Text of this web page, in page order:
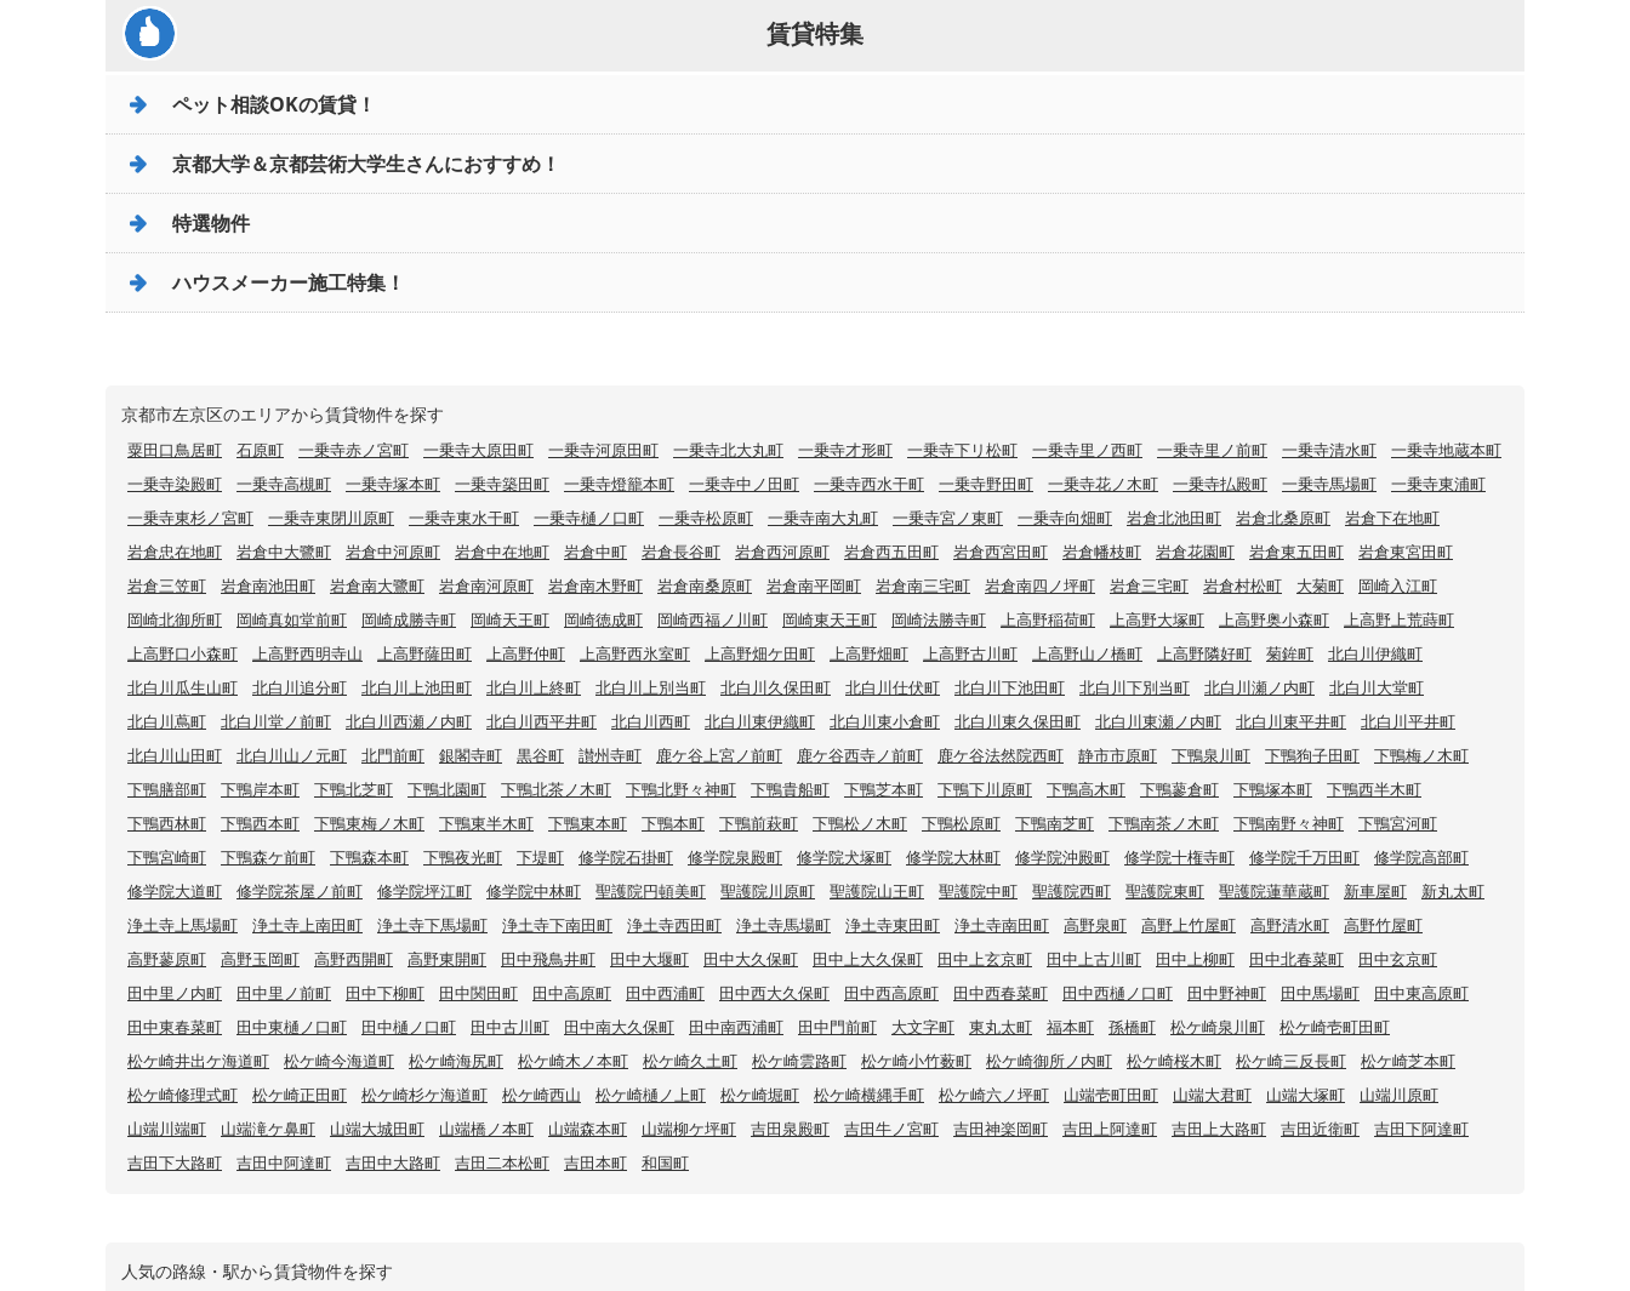
賃貸特集
ペット相談OKの賃貸！
京都大学＆京都芸術大学生さんにおすすめ！
特選物件
ハウスメーカー施工特集！
京都市左京区のエリアから賃貸物件を探す
粟田口鳥居町 石原町 一乗寺赤ノ宮町 一乗寺大原田町 一乗寺河原田町 一乗寺北大丸町 一乗寺才形町 一乗寺下リ松町 一乗寺里ノ西町 一乗寺里ノ前町 一乗寺清水町
一乗寺地蔵本町
一乗寺染殿町
一乗寺高槻町 一乗寺塚本町 一乗寺築田町 一乗寺燈籠本町 一乗寺中ノ田町 一乗寺西水干町 一乗寺野田町 一乗寺花ノ木町 一乗寺払殿町 一乗寺馬場町
一乗寺東浦町
一乗寺東杉ノ宮町
一乗寺東閉川原町 一乗寺東水干町 一乗寺樋ノ口町 一乗寺松原町 一乗寺南大丸町 一乗寺宮ノ東町 一乗寺向畑町 岩倉北池田町 岩倉北桑原町
岩倉下在地町
岩倉忠在地町
岩倉中大鷺町 岩倉中河原町 岩倉中在地町 岩倉中町 岩倉長谷町 岩倉西河原町 岩倉西五田町 岩倉西宮田町 岩倉幡枝町 岩倉花園町 岩倉東五田町
岩倉東宮田町
岩倉三笠町
岩倉南池田町 岩倉南大鷺町 岩倉南河原町 岩倉南木野町 岩倉南桑原町 岩倉南平岡町 岩倉南三宅町 岩倉南四ノ坪町 岩倉三宅町 岩倉村松町 大菊町
岡崎入江町
岡崎北御所町
岡崎真如堂前町 岡崎成勝寺町 岡崎天王町 岡崎徳成町 岡崎西福ノ川町 岡崎東天王町 岡崎法勝寺町 上高野稲荷町 上高野大塚町 上高野奥小森町
上高野上荒蒔町
上高野口小森町
上高野西明寺山 上高野薩田町 上高野仲町 上高野西氷室町 上高野畑ケ田町 上高野畑町 上高野古川町 上高野山ノ橋町 上高野隣好町 菊鉾町
北白川伊織町
北白川瓜生山町
北白川追分町 北白川上池田町 北白川上終町 北白川上別当町 北白川久保田町 北白川仕伏町 北白川下池田町 北白川下別当町 北白川瀬ノ内町
北白川大堂町
北白川蔦町
北白川堂ノ前町 北白川西瀬ノ内町 北白川西平井町 北白川西町 北白川東伊織町 北白川東小倉町 北白川東久保田町 北白川東瀬ノ内町 北白川東平井町
北白川平井町
北白川山田町
北白川山ノ元町 北門前町 銀閣寺町 黒谷町 讃州寺町 鹿ケ谷上宮ノ前町 鹿ケ谷西寺ノ前町 鹿ケ谷法然院西町 静市市原町 下鴨泉川町 下鴨狗子田町
下鴨梅ノ木町
下鴨膳部町
下鴨岸本町 下鴨北芝町 下鴨北園町 下鴨北茶ノ木町 下鴨北野々神町 下鴨貴船町 下鴨芝本町 下鴨下川原町 下鴨高木町 下鴨蓼倉町 下鴨塚本町
下鴨西半木町
下鴨西林町
下鴨西本町 下鴨東梅ノ木町 下鴨東半木町 下鴨東本町 下鴨本町 下鴨前萩町 下鴨松ノ木町 下鴨松原町 下鴨南芝町 下鴨南茶ノ木町 下鴨南野々神町
下鴨宮河町
下鴨宮崎町
下鴨森ケ前町 下鴨森本町 下鴨夜光町 下堤町 修学院石掛町 修学院泉殿町 修学院犬塚町 修学院大林町 修学院沖殿町 修学院十権寺町 修学院千万田町
修学院高部町
修学院大道町
修学院茶屋ノ前町 修学院坪江町 修学院中林町 聖護院円頓美町 聖護院川原町 聖護院山王町 聖護院中町 聖護院西町 聖護院東町 聖護院蓮華蔵町 新車屋町
新丸太町
浄土寺上馬場町
浄土寺上南田町 浄土寺下馬場町 浄土寺下南田町 浄土寺西田町 浄土寺馬場町 浄土寺東田町 浄土寺南田町 高野泉町 高野上竹屋町 高野清水町
高野竹屋町
高野蓼原町
高野玉岡町 高野西開町 高野東開町 田中飛鳥井町 田中大堰町 田中大久保町 田中上大久保町 田中上玄京町 田中上古川町 田中上柳町 田中北春菜町
田中玄京町
田中里ノ内町
田中里ノ前町 田中下柳町 田中関田町 田中高原町 田中西浦町 田中西大久保町 田中西高原町 田中西春菜町 田中西樋ノ口町 田中野神町 田中馬場町
田中東高原町
田中東春菜町
田中東樋ノ口町 田中樋ノ口町 田中古川町 田中南大久保町 田中南西浦町 田中門前町 大文字町 東丸太町 福本町 孫橋町 松ケ崎泉川町
松ケ崎壱町田町
松ケ崎井出ケ海道町
松ケ崎今海道町 松ケ崎海尻町 松ケ崎木ノ本町 松ケ崎久土町 松ケ崎雲路町 松ケ崎小竹薮町 松ケ崎御所ノ内町 松ケ崎桜木町 松ケ崎三反長町
松ケ崎芝本町
松ケ崎修理式町
松ケ崎正田町 松ケ崎杉ケ海道町 松ケ崎西山 松ケ崎樋ノ上町 松ケ崎堀町 松ケ崎横縄手町 松ケ崎六ノ坪町 山端壱町田町 山端大君町 山端大塚町
山端川原町
山端川端町
山端滝ケ鼻町 山端大城田町 山端橋ノ本町 山端森本町 山端柳ケ坪町 吉田泉殿町 吉田牛ノ宮町 吉田神楽岡町 吉田上阿達町 吉田上大路町 吉田近衛町
吉田下阿達町
吉田下大路町
吉田中阿達町 吉田中大路町 吉田二本松町 吉田本町 和国町
人気の路線・駅から賃貸物件を探す